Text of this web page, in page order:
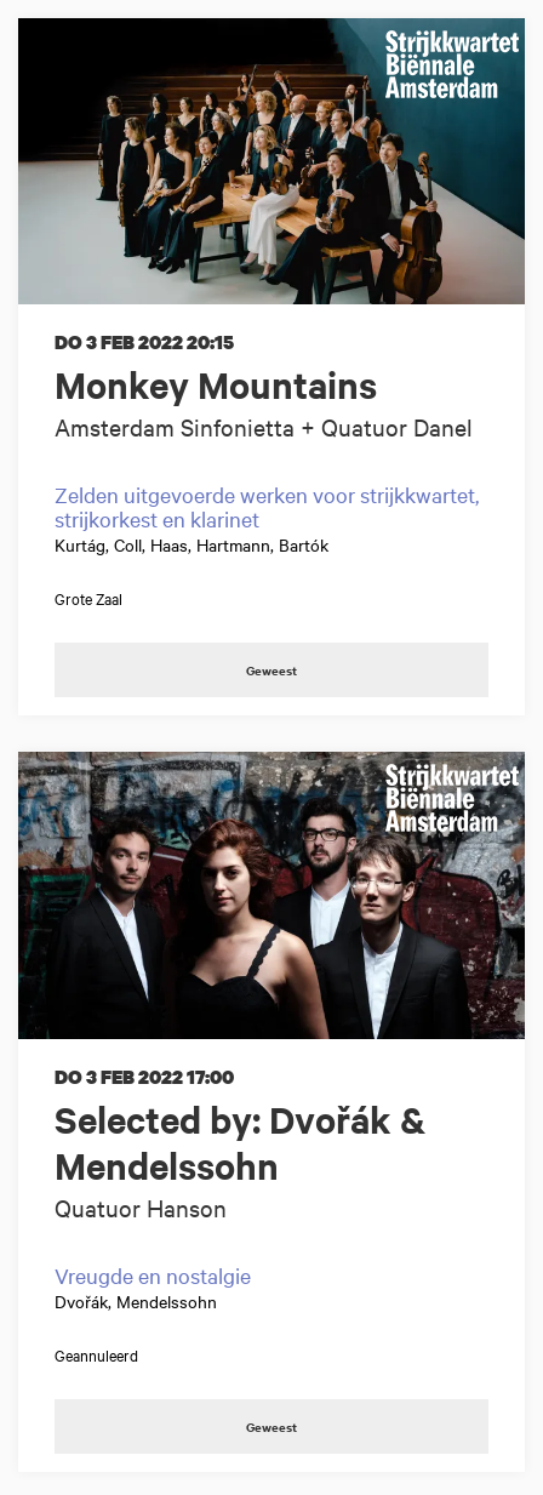
Monkey Mountains
Amsterdam Sinfonietta + Quatuor Danel
DO 3 FEB 202220:15
Zelden uitgevoerde werken voor strijkkwartet,
strijkorkest en klarinet
Kurtág, Coll, Haas, Hartmann, Bartók
Grote Zaal
Geweest
Selected by: Dvořák &
Mendelssohn
Quatuor Hanson
DO 3 FEB 202217:00
Vreugde en nostalgie
Dvořák, Mendelssohn
Geannuleerd
Geweest